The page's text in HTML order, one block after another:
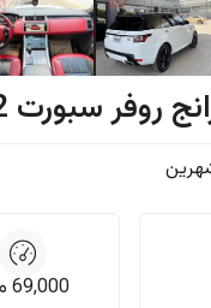
روفر سبورت
69,000